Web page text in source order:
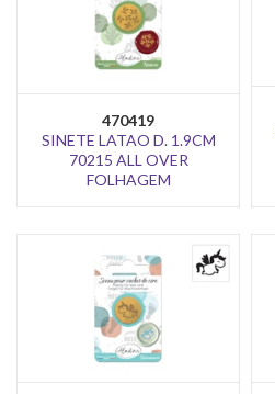
470419
SINETE LATAO D. 1.9CM
70215 ALL OVER
FOLHAGEM